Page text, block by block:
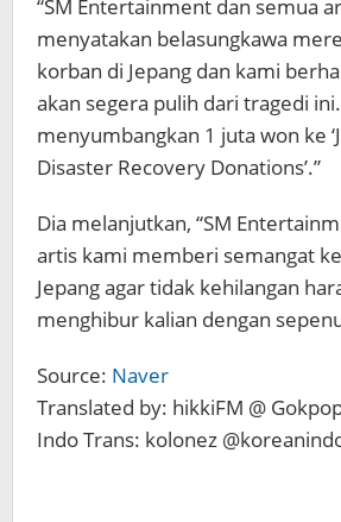
“SM Entertainment dan semua
menyatakan belasungkawa
korban di Jepang dan kami
akan segera pulih dari tragedi
menyumbangkan 1 juta won ke
Disaster Recovery Donations’.”
Dia melanjutkan, “SM
artis kami memberi semangat
Jepang agar tidak kehilangan
menghibur kalian dengan
Source: Naver
Translated by: hikkiFM @
Indo Trans: kolonez